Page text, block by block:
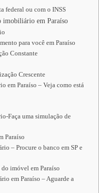
federal ou com o INSS
imobiliário em Paraíso
para você em Paraíso
Constante
Crescente
em Paraíso – Veja como está
Faça uma simulação de
Paraíso
– Procure o banco em SP e
imóvel em Paraíso
em Paraíso – Aguarde a